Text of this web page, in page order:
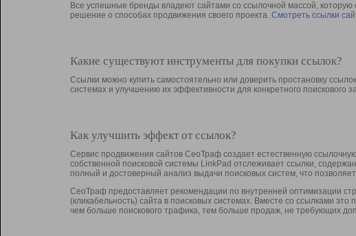
Все успешные бренды владеют сайтами со ссылочной массой,
решение о способах продвижения своего проекта. Смотреть ссылки
Какие существуют инструменты для покупки ссылок?
Ссылки можно купить самостоятельно или доверить простановку
системах и улучшению их эффективности для конкретного поискового
Как улучшить эффект от ссылок?
Сервис продвижения сайтов СеоТраф создает естественную
собственной поисковой системы LinkPad отслеживает ссылки,
полный и достоверный анализ выдачи поисковых систем, что
СеоТраф предоставляет рекомендации по внутренней оптимизации
(кликабельность) сайта в поисковых системах. Вместе со ссылками
чем больше поискового трафика, тем больше продаж, не требующих